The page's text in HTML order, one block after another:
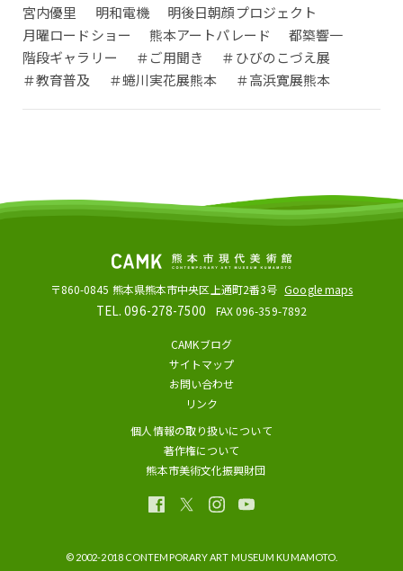
宮内優里
明和電機
明後日朝顔プロジェクト
月曜ロードショー
熊本アートパレード
都築響一
階段ギャラリー
＃ご用聞き
＃ひびのこづえ展
＃教育普及
＃蜷川実花展熊本 ＃高浜寛展熊本
〒860-0845 熊本県熊本市中央区上通町2番3号 Google maps
TEL. 096-278-7500 FAX 096-359-7892
CAMKブログ
サイトマップ
お問い合わせ
リンク
個人情報の取り扱いについて
著作権について
熊本市美術文化振興財団
© 2002-2018 CONTEMPORARY ART MUSEUM KUMAMOTO.